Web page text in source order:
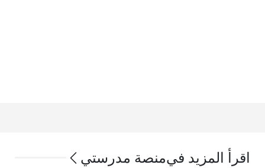
اقرأ المزيد فيمنصة مدرستي